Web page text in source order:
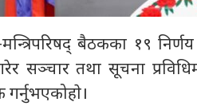
बैठकका १९
सञ्चार तथा सूचना
गर्नुभएकोहाे।